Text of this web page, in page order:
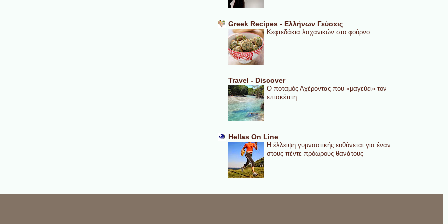
Greek Recipes - Ελλήνων Γεύσεις
Κεφτεδάκια λαχανικών στο φούρνο
Travel - Discover
Ο ποταμός Αχέροντας που «μαγεύει» τον
επισκέπτη
Hellas On Line
Η έλλειψη γυμναστικής ευθύνεται για έναν
στους πέντε πρόωρους θανάτους